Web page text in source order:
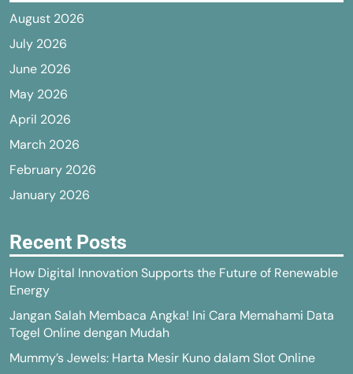
August 2026
July 2026
June 2026
May 2026
April 2026
March 2026
February 2026
January 2026
Recent Posts
How Digital Innovation Supports the Future of Renewable
Energy
Jangan Salah Membaca Angka! Ini Cara Memahami Data
Togel Online dengan Mudah
Mummy’s Jewels: Harta Mesir Kuno dalam Slot Online